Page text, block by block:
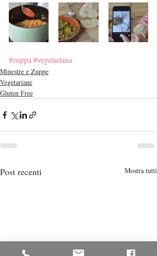
#zuppa #vegetariana
Minestre e Zuppe
Vegetariane
Gluten Free
Post recenti Mostra tutti